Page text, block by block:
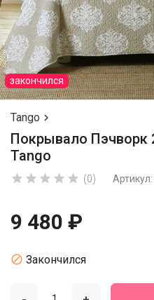
закончился
Tango 
Покрывало Пэчворк
Tango
     (0) Артикул:
9 480 ₽
 Закончился